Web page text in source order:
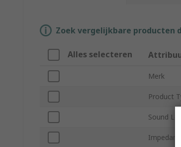
Zoek vergelijkbare producten
Alles selecteren
Merk
Product
Sound
Impedance